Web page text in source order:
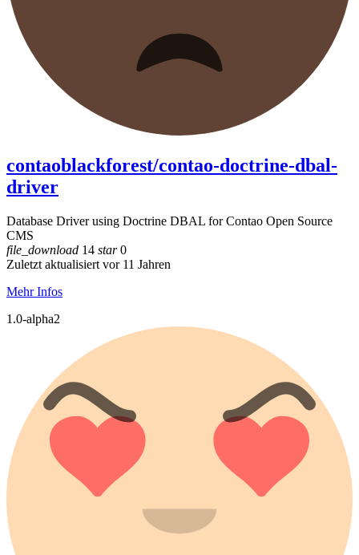
contaoblackforest/contao-doctrine-dbal-
driver
Database Driver using Doctrine DBAL for Contao Open Source
CMS
file_download 14 star0
Zuletzt aktualisiert vor 11 Jahren
Mehr Infos
1.0-alpha2